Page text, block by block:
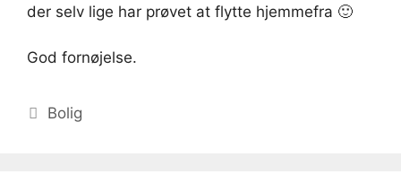
der selv lige har prøvet at flytte hjemmefra 🙂
God fornøjelse.
Kategorier
Bolig